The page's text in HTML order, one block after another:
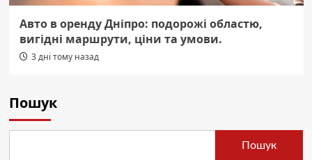
Авто в оренду Дніпро: подорожі областю,
вигідні маршрути, ціни та умови.
3 дні тому назад
Пошук
Пошук